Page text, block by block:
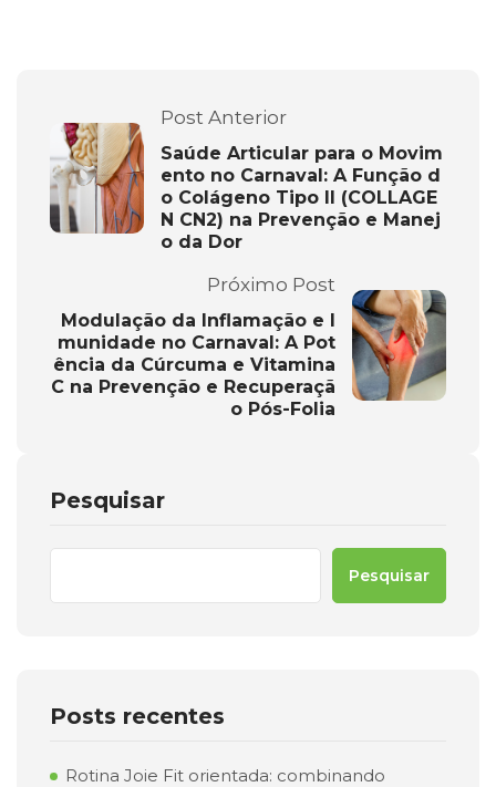
Post Anterior
Saúde Articular para o Movim
ento no Carnaval: A Função d
o Colágeno Tipo II (COLLAGE
N CN2) na Prevenção e Manej
o da Dor
Próximo Post
Modulação da Inflamação e I
munidade no Carnaval: A Pot
ência da Cúrcuma e Vitamina
C na Prevenção e Recuperaçã
o Pós-Folia
Pesquisar
Pesquisar
Posts recentes
Rotina Joie Fit orientada: combinando